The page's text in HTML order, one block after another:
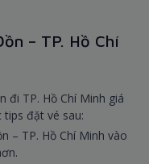
– TP. Hồ Chí
đi TP. Hồ Chí Minh giá
đặt vé sau:
– TP. Hồ Chí Minh vào